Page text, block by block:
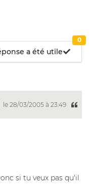
a été utile
0
le 28/03/2005 à 23:49
si tu veux pas qu'il